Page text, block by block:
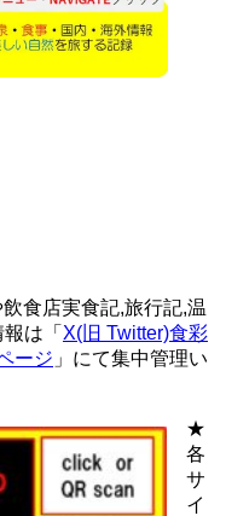
食店実食記,旅行記,温
は「 X(旧 Twitter)食彩
ージ 」にて集中管理い
★
各
サ
イ